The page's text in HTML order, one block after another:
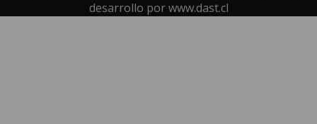
desarrollo porwww.dast.cl